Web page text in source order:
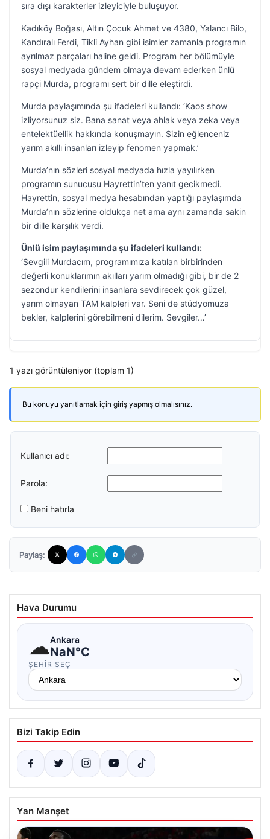
sıra dışı karakterler izleyiciyle buluşuyor.
Kadıköy Boğası, Altın Çocuk Ahmet ve 4380, Yalancı Bilo,
Kandıralı Ferdi, Tikli Ayhan gibi isimler zamanla programın
ayrılmaz parçaları haline geldi. Program her bölümüyle
sosyal medyada gündem olmaya devam ederken ünlü
rapçi Murda, programı sert bir dille eleştirdi.
Murda paylaşımında şu ifadeleri kullandı: ‘Kaos show
izliyorsunuz siz. Bana sanat veya ahlak veya zeka veya
entelektüellik hakkında konuşmayın. Sizin eğlenceniz
yarım akıllı insanları izleyip fenomen yapmak.’
Murda’nın sözleri sosyal medyada hızla yayılırken
programın sunucusu Hayrettin’ten yanıt gecikmedi.
Hayrettin, sosyal medya hesabından yaptığı paylaşımda
Murda’nın sözlerine oldukça net ama aynı zamanda sakin
bir dille karşılık verdi.
Ünlü isim paylaşımında şu ifadeleri kullandı:
‘Sevgili Murdacım, programımıza katılan birbirinden
değerli konuklarımın akılları yarım olmadığı gibi, bir de 2
sezondur kendilerini insanlara sevdirecek çok güzel,
yarım olmayan TAM kalpleri var. Seni de stüdyomuza
bekler, kalplerini görebilmeni dilerim. Sevgiler…’
1 yazı görüntüleniyor (toplam 1)
Bu konuyu yanıtlamak için giriş yapmış olmalısınız.
Kullanıcı adı:
Parola:
Beni hatırla
Paylaş:
Hava Durumu
☁Ankara
NaN°C
ŞEHIR SEÇ
Bizi Takip Edin
Yan Manşet